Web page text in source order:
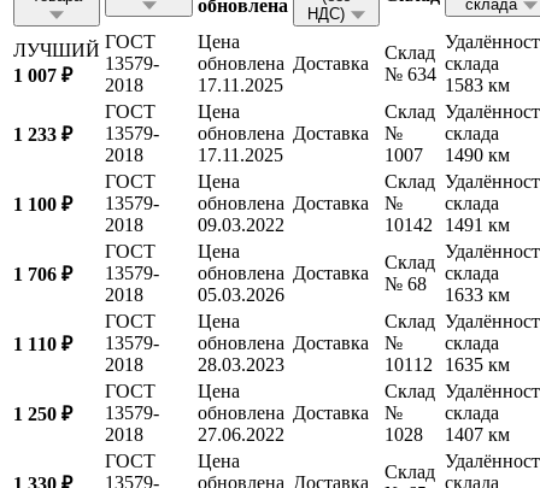
обновлена
НДС)
склада
ЛУЧШИЙ
1 007 ₽
ГОСТ
13579-
2018
Цена
обновлена
17.11.2025
Доставка
Склад
№ 634
склада
1583 км
1 233 ₽
ГОСТ
13579-
2018
Цена
обновлена
17.11.2025
Доставка
Склад
№
1007
склада
1490 км
1 100 ₽
ГОСТ
13579-
2018
Цена
обновлена
09.03.2022
Доставка
Склад
№
10142
склада
1491 км
1 706 ₽
ГОСТ
13579-
2018
Цена
обновлена
05.03.2026
Доставка
Склад
№ 68
склада
1633 км
1 110 ₽
ГОСТ
13579-
2018
Цена
обновлена
28.03.2023
Доставка
Склад
№
10112
склада
1635 км
1 250 ₽
ГОСТ
13579-
2018
Цена
обновлена
27.06.2022
Доставка
Склад
№
1028
склада
1407 км
1 330 ₽
ГОСТ
13579-
Цена
обновлена Доставка
Склад
склада